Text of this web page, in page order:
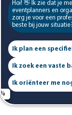
Hoi! 👋 Ik zie dat je
eventplanners en
zorg je voor een
beste bij jouw
Ik plan een
Ik zoek een vaste
Ik oriënteer me